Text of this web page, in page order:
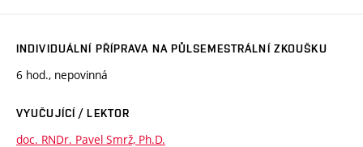
INDIVIDUÁLNÍ PŘÍPRAVA NA PŮLSEMESTRÁLNÍ ZKOUŠKU
6 hod., nepovinná
VYUČUJÍCÍ / LEKTOR
doc. RNDr. Pavel Smrž, Ph.D.